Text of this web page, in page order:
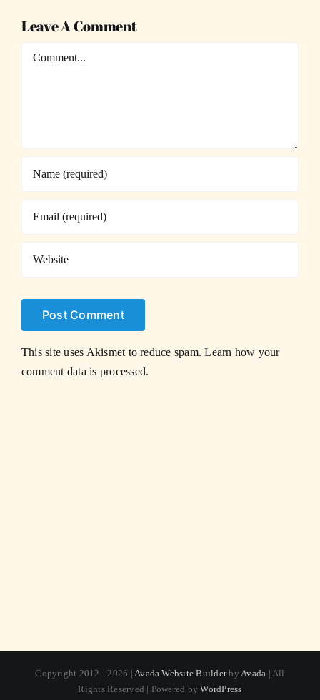
Leave A Comment
Comment
This site uses Akismet to reduce spam.Learn how your
comment data is processed.
Copyright 2012 - 2026 |Avada Website BuilderbyAvada | All
Rights Reserved | Powered byWordPress